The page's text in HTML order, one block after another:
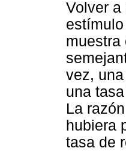
Volver a
muestra
vez,
una
La
hubiera
tasa de